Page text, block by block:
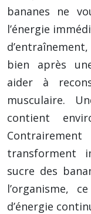
bananes ne
l’énergie
bien après
aider à
musculaire.
contient
transforment
sucre des
l’organisme,
d’énergie